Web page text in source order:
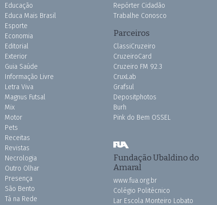
Educação
Educa Mais Brasil
Esporte
Economia
Editorial
Exterior
Guia Saúde
Informação Livre
Letra Viva
Magnus Futsal
Mix
Motor
Pets
Receitas
Revistas
Necrologia
Outro Olhar
Presença
São Bento
Tá na Rede
Repórter Cidadão
Trabalhe Conosco
Parceiros
ClassiCruzeiro
CruzeiroCard
Cruzeiro FM 92.3
CruxLab
Grafsul
Depositphotos
Burh
Pink do Bem OSSEL
Fundação Ubaldino do
Amaral
www.fua.org.br
Colégio Politécnico
Lar Escola Monteiro Lobato